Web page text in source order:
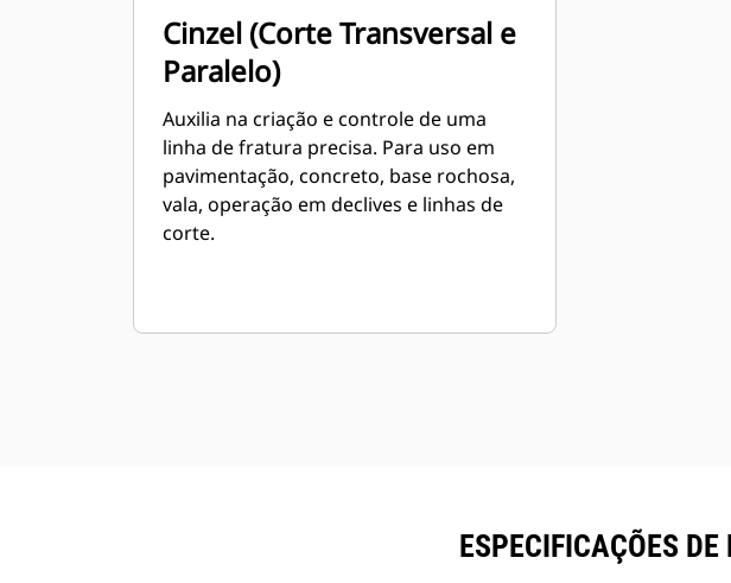
Cinzel (Corte Transversal e
Paralelo)
Auxilia na criação e controle de uma
linha de fratura precisa. Para uso em
pavimentação, concreto, base rochosa,
vala, operação em declives e linhas de
corte.
ESPECIFICAÇÕES